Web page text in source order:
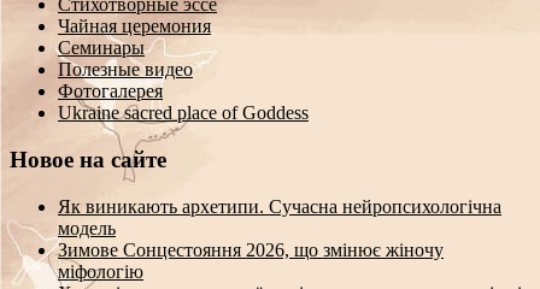
Стихотворные эссе
Чайная церемония
Семинары
Полезные видео
Фотогалерея
Ukraine sacred place of Goddess
Новое на сайте
Як виникають архетипи. Сучасна нейропсихологічна
модель
Зимове Сонцестояння 2026, що змінює жіночу
міфологію